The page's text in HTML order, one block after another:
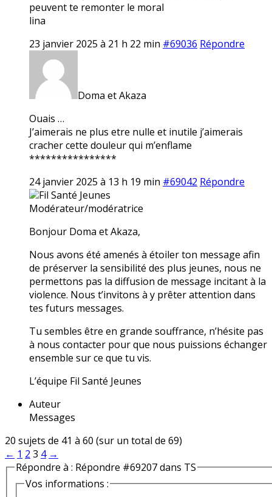
peuvent te remonter le moral
lina
23 janvier 2025 à 21 h 22 min #69036 Répondre
Doma et Akaza
Ouais …
J’aimerais ne plus etre nulle et inutile j’aimerais
cracher cette douleur qui m’enflame
****************
24 janvier 2025 à 13 h 19 min #69042 Répondre
Fil Santé Jeunes
Modérateur/modératrice
Bonjour Doma et Akaza,
Nous avons été amenés à étoiler ton message afin
de préserver la sensibilité des plus jeunes, nous ne
permettons pas la diffusion de message incitant à la
violence. Nous t’invitons à y prêter attention dans
tes futurs messages.
Tu sembles être en grande souffrance, n’hésite pas
à nous contacter pour que nous puissions échanger
ensemble sur ce que tu vis.
L’équipe Fil Santé Jeunes
Auteur
Messages
20 sujets de 41 à 60 (sur un total de 69)
← 1 2 3 4 →
Répondre à : Répondre #69207 dans TS
Vos informations :